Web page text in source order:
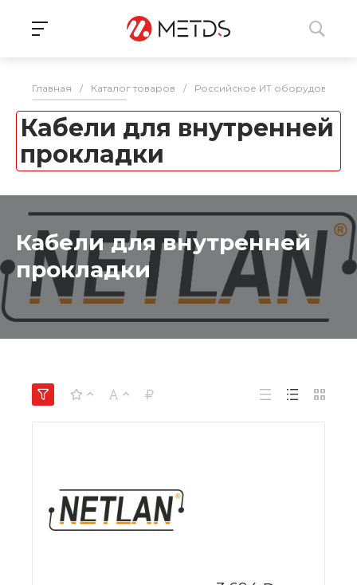
Главная / Каталог товаров / Российское ИТ оборудование
Кабели для внутренней
прокладки
Кабели для внутренней
прокладки